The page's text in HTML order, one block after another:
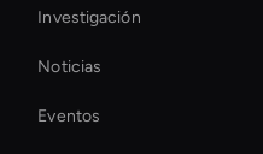
Investigación
Noticias
Eventos